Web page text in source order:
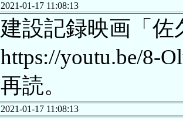
2021-01-17 11:08:13
建設記録映画「佐
https://youtu.be/8-
再読。
2021-01-17 11:08:13